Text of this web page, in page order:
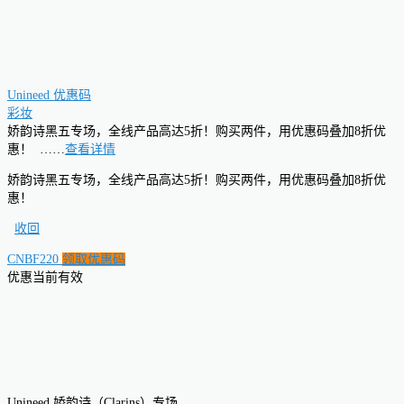
Unineed 优惠码
彩妆
娇韵诗黑五专场，全线产品高达5折！购买两件，用优惠码叠加8折优
惠！
查看详情
娇韵诗黑五专场，全线产品高达5折！购买两件，用优惠码叠加8折优
惠！
收回
CNBF220 领取优惠码
优惠当前有效